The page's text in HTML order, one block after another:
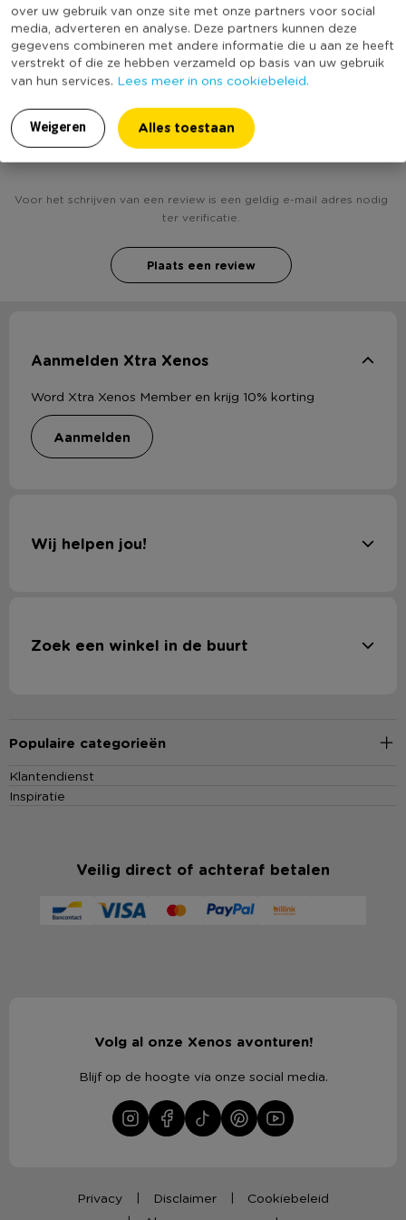
over uw gebruik van onze site met onze partners voor social
media, adverteren en analyse. Deze partners kunnen deze
gegevens combineren met andere informatie die u aan ze heeft
verstrekt of die ze hebben verzameld op basis van uw gebruik
van hun services. Lees meer in ons cookiebeleid.
Weigeren Alles toestaan
Duurzaamheidsscore
(Nog) geen score
bekend
Heb jij Fotolijst nieuw profiel - 21x30 cm - bruin?
Schrijf een review!
Voor het schrijven van een review is een geldig e-mail adres nodig
ter verificatie.
Plaats een review
Aanmelden Xtra Xenos
Word Xtra Xenos Member en krijg 10% korting
aanmelden
Wij helpen jou!
Zoek een winkel in de buurt
Populaire categorieën
Klantendienst
Inspiratie
Veilig direct of achteraf betalen
Volg al onze Xenos avonturen!
Blijf op de hoogte via onze social media.
Privacy Disclaimer
Cookiebeleid